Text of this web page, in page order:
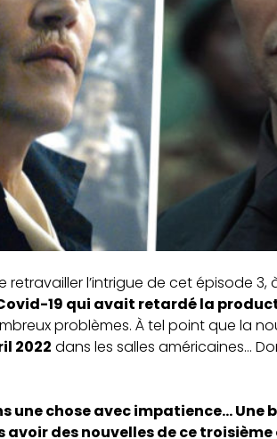
l’intrigue de cet épisode 3,
19 qui avait retardé la
problèmes. À tel point que la
2022 dans les salles américaines…
une chose avec impatience… Une
des nouvelles de ce